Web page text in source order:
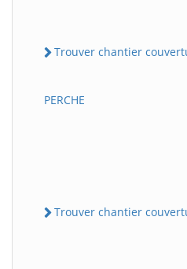
Trouver chantier
PERCHE
Trouver chantier